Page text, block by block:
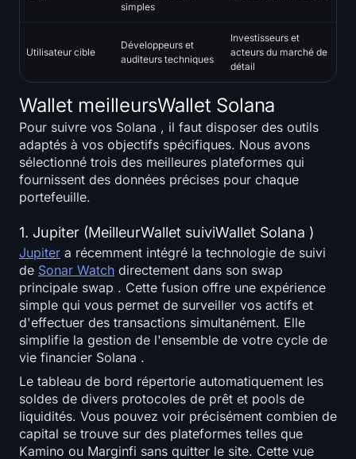
simples
Utilisateur cible
Développeurs et
auditeurs techniques
Investisseurs et
acteurs du marché de
détail
Wallet meilleursWallet Solana
Pour suivre vos Solana , il faut disposer des outils
adaptés à vos objectifs spécifiques. Nous avons
sélectionné trois des meilleures plateformes qui
fournissent des données précises pour chaque
portefeuille.
1. Jupiter (MeilleurWallet suiviWallet Solana )
Jupiter a récemment intégré la technologie de suivi
de Sonar Watch directement dans son swap
principale swap . Cette fusion offre une expérience
simple qui vous permet de surveiller vos actifs et
d'effectuer des transactions simultanément. Elle
simplifie la gestion de l'ensemble de votre cycle de
vie financier Solana .
Le tableau de bord répertorie automatiquement les
soldes de divers protocoles de prêt et pools de
liquidités. Vous pouvez voir précisément combien de
capital se trouve sur des plateformes telles que
Kamino ou Marginfi sans quitter le site. Cette vue